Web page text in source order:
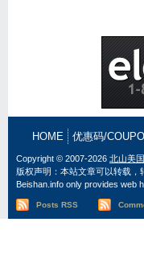
HOME 优惠码/
Copyright © 2007-2026 北山美
版权声明：本站文章可以转载
Beishan.info only provides web
Posts RSS